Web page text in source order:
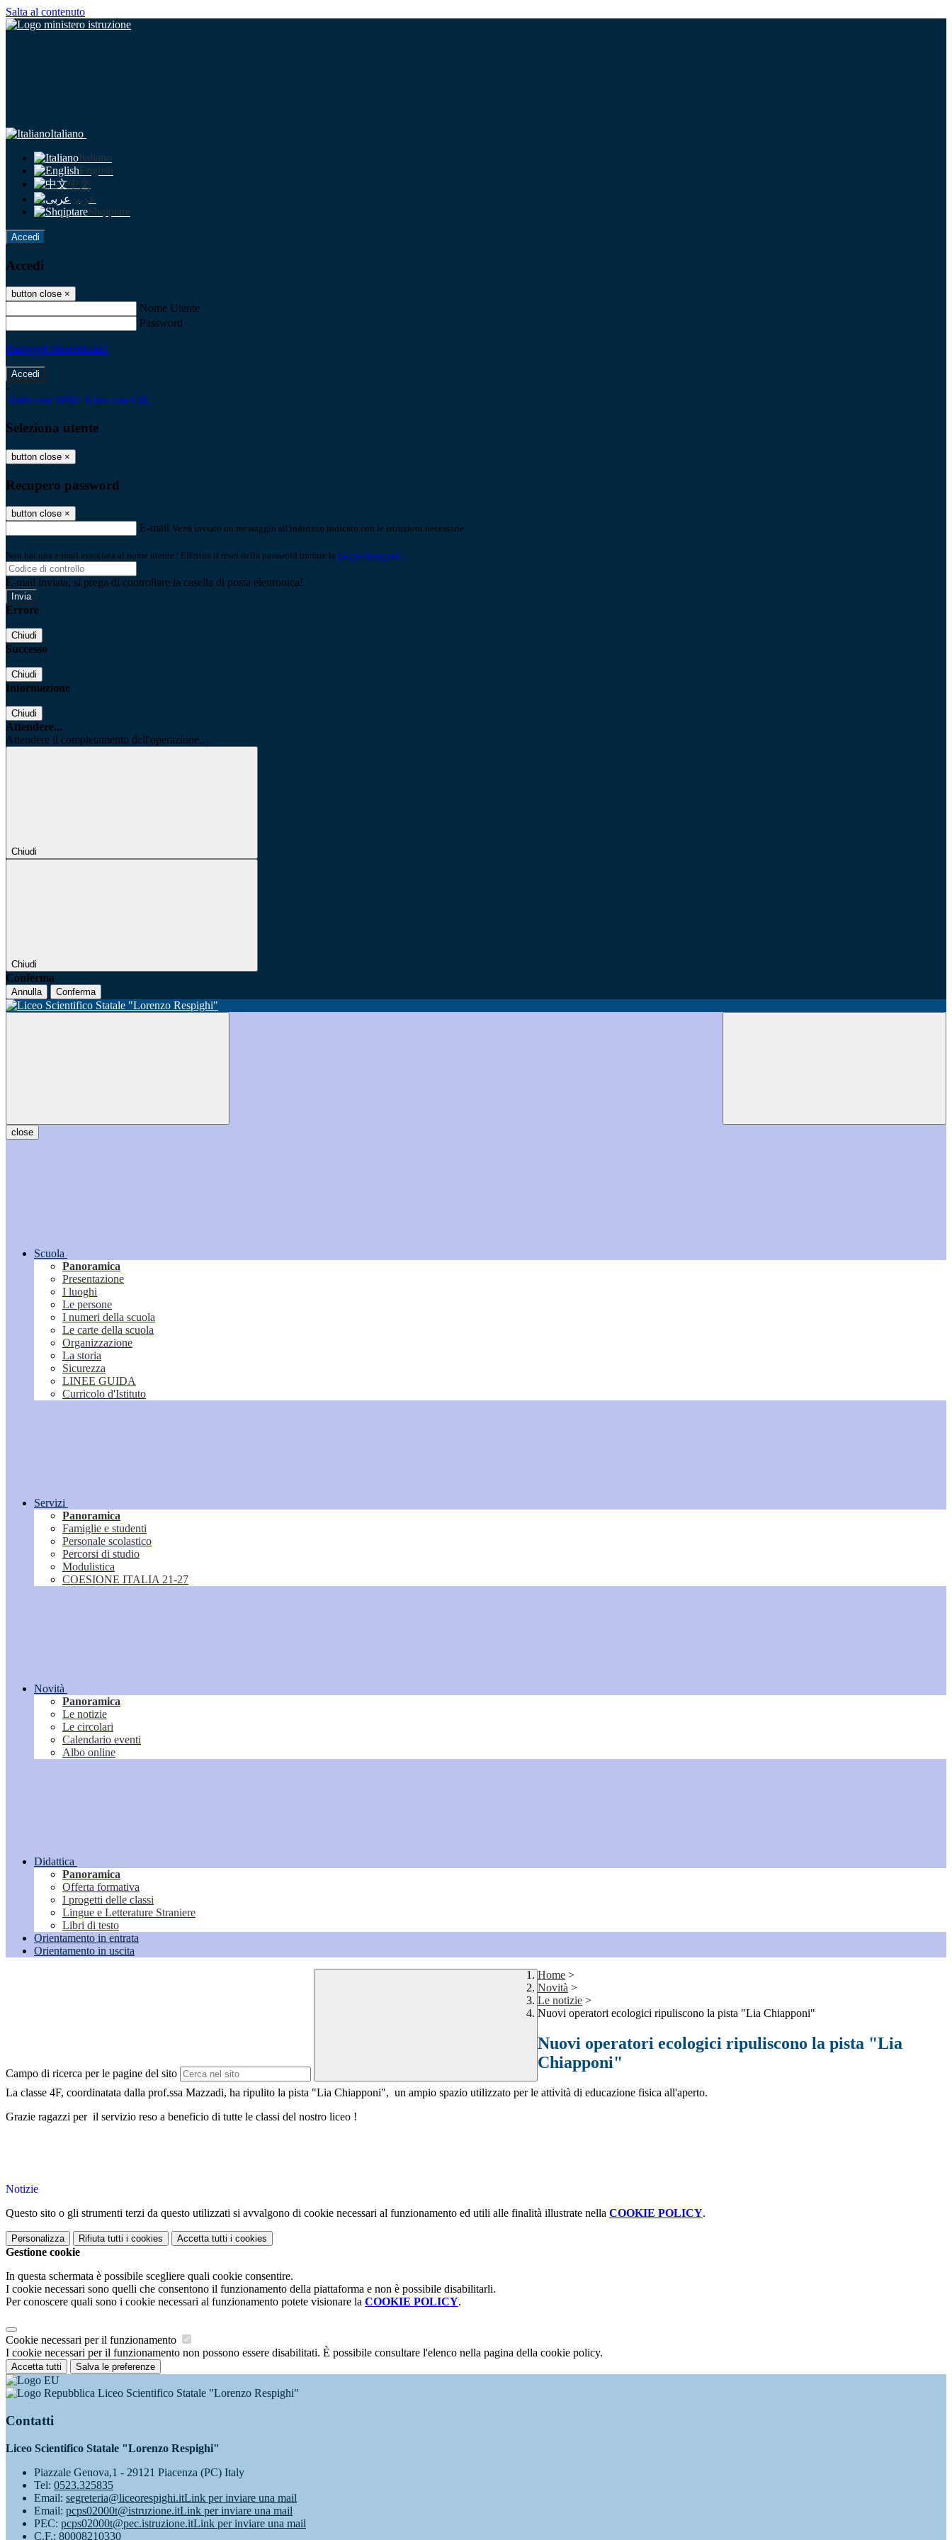
Salta al contenuto
Italiano
Italiano
English
中文
عربى
Shqiptare
Accedi
Accedi
button close ×
Nome Utente
Password
Password dimenticata?
-
Entra con SPID Entra con CIE
Seleziona utente
button close ×
Recupero password
button close ×
E-mail Verrà inviato un messaggio all'indirizzo indicato con le istruzioni necessarie.
Non hai una e-mail associata al nome utente? Effettua il reset della password tramite la Login Spaggiari
E-mail inviata, si prega di controllare la casella di posta elettronica!
Errore
Chiudi
Successo
Chiudi
Informazione
Chiudi
Attendere...
Attendere il completamento dell'operazione...
Chiudi
Chiudi
Conferma
Annulla Conferma
close
Scuola
Panoramica
Presentazione
I luoghi
Le persone
I numeri della scuola
Le carte della scuola
Organizzazione
La storia
Sicurezza
LINEE GUIDA
Curricolo d'Istituto
Servizi
Panoramica
Famiglie e studenti
Personale scolastico
Percorsi di studio
Modulistica
COESIONE ITALIA 21-27
Novità
Panoramica
Le notizie
Le circolari
Calendario eventi
Albo online
Didattica
Panoramica
Offerta formativa
I progetti delle classi
Lingue e Letterature Straniere
Libri di testo
Orientamento in entrata
Orientamento in uscita
Campo di ricerca per le pagine del sito
Home >
Novità >
Le notizie >
Nuovi operatori ecologici ripuliscono la pista "Lia Chiapponi"
Nuovi operatori ecologici ripuliscono la pista "Lia
Chiapponi"
La classe 4F, coordinatata dalla prof.ssa Mazzadi, ha ripulito la pista "Lia Chiapponi", un ampio spazio utilizzato per le attività di educazione fisica all'aperto.
Grazie ragazzi per il servizio reso a beneficio di tutte le classi del nostro liceo !
Notizie
Questo sito o gli strumenti terzi da questo utilizzati si avvalgono di cookie necessari al funzionamento ed utili alle finalità illustrate nella COOKIE POLICY.
Personalizza Rifiuta tutti i cookies Accetta tutti i cookies
Gestione cookie
In questa schermata è possibile scegliere quali cookie consentire.
I cookie necessari sono quelli che consentono il funzionamento della piattaforma e non è possibile disabilitarli.
Per conoscere quali sono i cookie necessari al funzionamento potete visionare la COOKIE POLICY.
Cookie necessari per il funzionamento
I cookie necessari per il funzionamento non possono essere disabilitati. È possibile consultare l'elenco nella pagina della cookie policy.
Accetta tutti Salva le preferenze
Liceo Scientifico Statale "Lorenzo Respighi"
Contatti
Liceo Scientifico Statale "Lorenzo Respighi"
Piazzale Genova,1 - 29121 Piacenza (PC) Italy
Tel: 0523.325835
Email: segreteria@liceorespighi.itLink per inviare una mail
Email: pcps02000t@istruzione.itLink per inviare una mail
PEC: pcps02000t@pec.istruzione.itLink per inviare una mail
C.F.: 80008210330